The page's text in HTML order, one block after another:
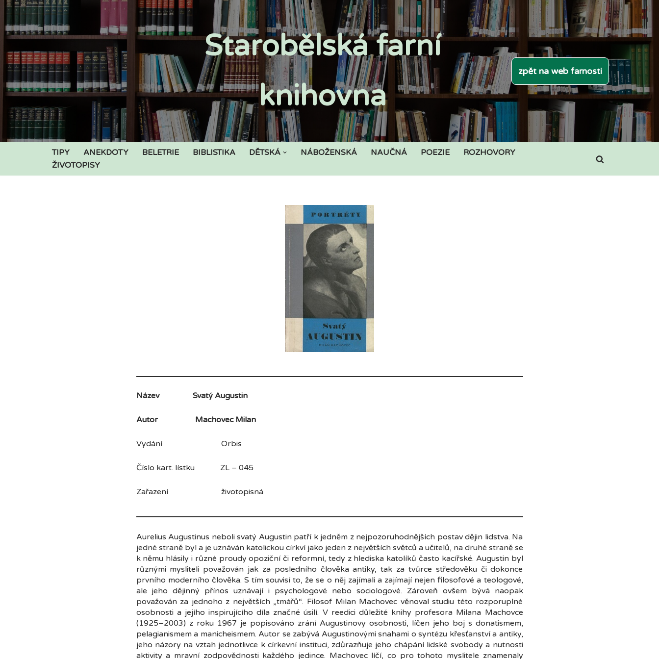
Přeskočit
na
obsah
Starobělská farní
knihovna
zpět na web farnosti
TIPY ANEKDOTY BELETRIE BIBLISTIKA DĚTSKÁ NÁBOŽENSKÁ NAUČNÁ POEZIE
ROZHOVORY
ŽIVOTOPISY
Název Svatý Augustin
Autor Machovec Milan
Vydání Orbis
Číslo kart. lístku ZL – 045
Zařazení životopisná
Aurelius Augustinus neboli svatý Augustin patří k jedněm z nejpozoruhod­nějších postav dějin lidstva. Na
jedné straně byl a je uznáván katolickou církví jako jeden z největších světců a učitelů, na druhé straně se
k němu hlásily i různé proudy opoziční či reformní, tedy z hlediska katolíků často kacířské. Augustin byl
různými mysliteli považován jak za posledního člověka antiky, tak za tvůrce středověku či dokonce
prvního moderního člověka. S tím souvisí to, že se o něj zajímali a zajímají nejen filosofové a teologové,
ale jeho dějinný přínos uznávají i psychologové nebo sociologové. Zároveň ovšem bývá naopak
považován za jednoho z největších „tmářů“. Filosof Milan Machovec věnoval studiu této rozporuplné
osobnosti a jejího inspirujícího díla značné úsilí. V reedici důležité knihy profesora Milana Machovce
(1925–2003) z roku 1967 je popisováno zrání Augustinovy osobnosti, líčen jeho boj s donatismem,
pelagianismem a manicheismem. Autor se zabývá Augustinovými snahami o syntézu křesťanství a antiky,
jeho názory na vztah jednotlivce k církevní instituci, zdůrazňuje jeho chápání lidské svobody a nutnosti
aktivity a mravní zodpovědnosti každého jedince. Machovec líčí, co pro tohoto myslitele znamenaly